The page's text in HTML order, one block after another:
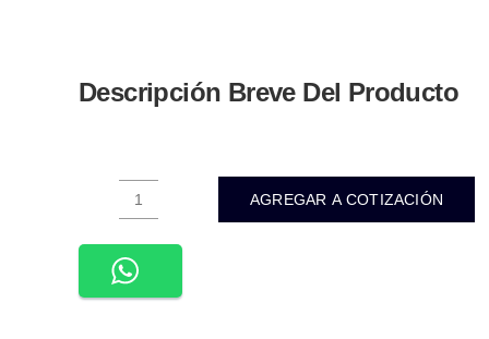
Descripción Breve Del Producto
TUBO
LED
AGREGAR A COTIZACIÓN